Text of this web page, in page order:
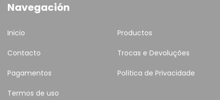
Navegación
Inicio Productos
Contacto Trocas e Devoluções
Pagamentos Política de Privacidade
Termos de uso